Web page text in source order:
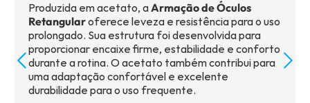
Produzida em acetato, aArmação de Óculos
Retangularoferece leveza e resistência para o uso
prolongado. Sua estrutura foi desenvolvida para
proporcionar encaixe firme, estabilidade e conforto
durante a rotina. O acetato também contribui para
uma adaptação confortável e excelente
durabilidade para o uso frequente.